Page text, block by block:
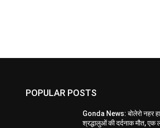
POPULAR POSTS
Gonda News: बोलेरो नहर
श्रद्धालुओं की दर्दनाक मौत, एक